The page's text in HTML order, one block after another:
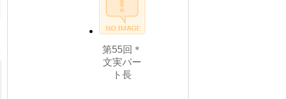
第55回＊
文実パー
ト長